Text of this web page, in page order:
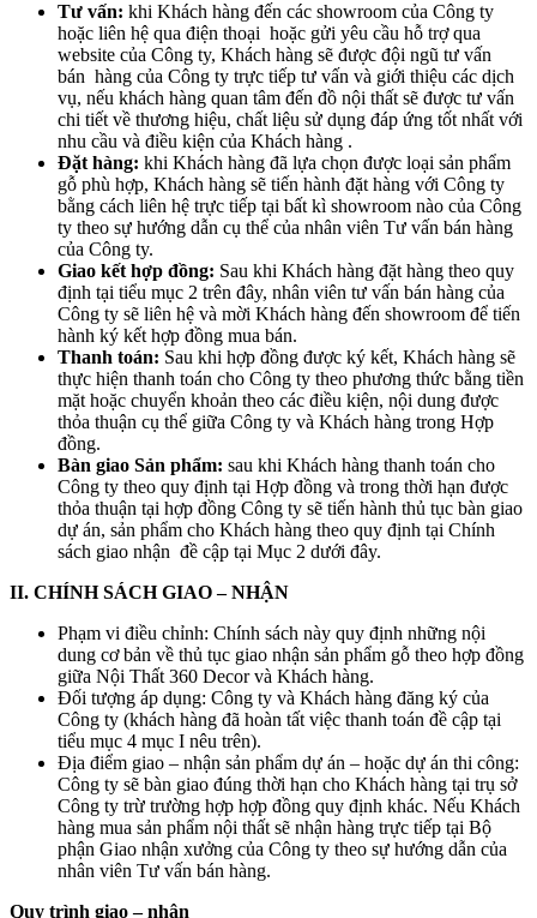
Tư vấn: khi Khách hàng đến các showroom của Công ty
hoặc liên hệ qua điện thoại hoặc gửi yêu cầu hỗ trợ qua
website của Công ty, Khách hàng sẽ được đội ngũ tư vấn
bán hàng của Công ty trực tiếp tư vấn và giới thiệu các dịch
vụ, nếu khách hàng quan tâm đến đồ nội thất sẽ được tư vấn
chi tiết về thương hiệu, chất liệu sử dụng đáp ứng tốt nhất với
nhu cầu và điều kiện của Khách hàng .
Đặt hàng: khi Khách hàng đã lựa chọn được loại sản phẩm
gỗ phù hợp, Khách hàng sẽ tiến hành đặt hàng với Công ty
bằng cách liên hệ trực tiếp tại bất kì showroom nào của Công
ty theo sự hướng dẫn cụ thể của nhân viên Tư vấn bán hàng
của Công ty.
Giao kết hợp đồng: Sau khi Khách hàng đặt hàng theo quy
định tại tiểu mục 2 trên đây, nhân viên tư vấn bán hàng của
Công ty sẽ liên hệ và mời Khách hàng đến showroom để tiến
hành ký kết hợp đồng mua bán.
Thanh toán: Sau khi hợp đồng được ký kết, Khách hàng sẽ
thực hiện thanh toán cho Công ty theo phương thức bằng tiền
mặt hoặc chuyển khoản theo các điều kiện, nội dung được
thỏa thuận cụ thể giữa Công ty và Khách hàng trong Hợp
đồng.
Bàn giao Sản phẩm: sau khi Khách hàng thanh toán cho
Công ty theo quy định tại Hợp đồng và trong thời hạn được
thỏa thuận tại hợp đồng Công ty sẽ tiến hành thủ tục bàn giao
dự án, sản phẩm cho Khách hàng theo quy định tại Chính
sách giao nhận đề cập tại Mục 2 dưới đây.
II. CHÍNH SÁCH GIAO – NHẬN
Phạm vi điều chỉnh: Chính sách này quy định những nội
dung cơ bản về thủ tục giao nhận sản phẩm gỗ theo hợp đồng
giữa Nội Thất 360 Decor và Khách hàng.
Đối tượng áp dụng: Công ty và Khách hàng đăng ký của
Công ty (khách hàng đã hoàn tất việc thanh toán đề cập tại
tiểu mục 4 mục I nêu trên).
Địa điểm giao – nhận sản phẩm dự án – hoặc dự án thi công:
Công ty sẽ bàn giao đúng thời hạn cho Khách hàng tại trụ sở
Công ty trừ trường hợp hợp đồng quy định khác. Nếu Khách
hàng mua sản phẩm nội thất sẽ nhận hàng trực tiếp tại Bộ
phận Giao nhận xưởng của Công ty theo sự hướng dẫn của
nhân viên Tư vấn bán hàng.
Quy trình giao – nhận